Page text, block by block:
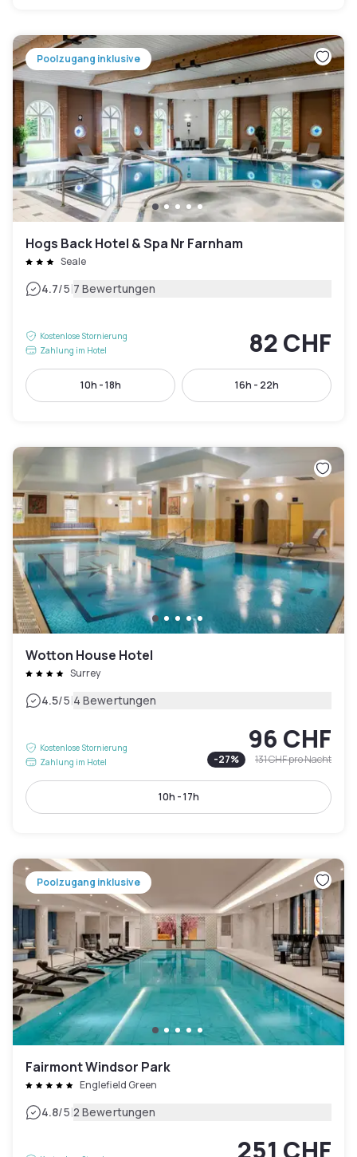
Poolzugang inklusive
Hogs Back Hotel & Spa Nr Farnham
Seale
4.7/5|7 Bewertungen
Kostenlose Stornierung
Zahlung im Hotel
82 CHF
10h - 18h 16h - 22h
Wotton House Hotel
Surrey
4.5/5|4 Bewertungen
Kostenlose Stornierung
Zahlung im Hotel
96 CHF
-27% 131 CHFpro Nacht
10h - 17h
Poolzugang inklusive
Fairmont Windsor Park
Englefield Green
4.8/5|2 Bewertungen
251 CHF